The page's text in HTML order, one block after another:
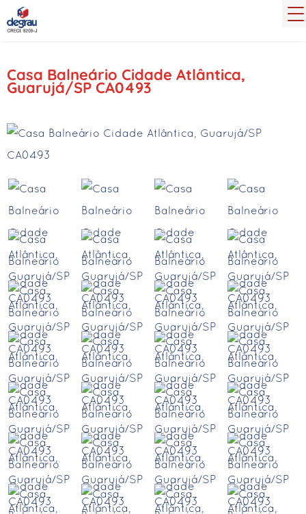
Casa Balneário Cidade Atlântica,
Guarujá/SP CA0493